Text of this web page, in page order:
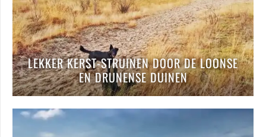
LEKKER KERST-STRUINEN DOOR DE LOONSE
EN DRUNENSE DUINEN